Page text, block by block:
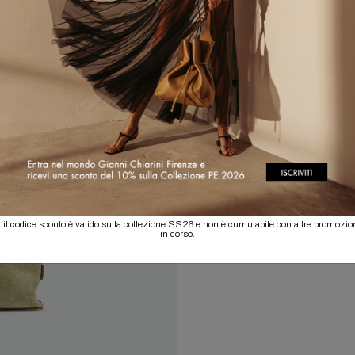
codice sconto è valido sulla collezione SS26 e non è cumulabile con altre
in corso.